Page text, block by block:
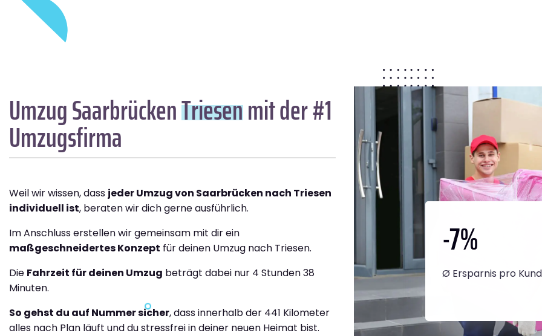
Umzug SaarbrückenTriesenmit der #1
Umzugsfirma
Weil wir wissen, dass jeder Umzug von Saarbrücken nach Triesen
individuell ist, beraten wir dich gerne ausführlich.
Im Anschluss erstellen wir gemeinsam mit dir ein
maßgeschneidertes Konzept für deinen Umzug nach Triesen.
Die Fahrzeit für deinen Umzug beträgt dabei nur 4 Stunden 38
Minuten.
So gehst du auf Nummer sicher, dass innerhalb der 441 Kilometer
alles nach Plan läuft und du stressfrei in deiner neuen Heimat bist.
-7%
Ø Ersparnis pro